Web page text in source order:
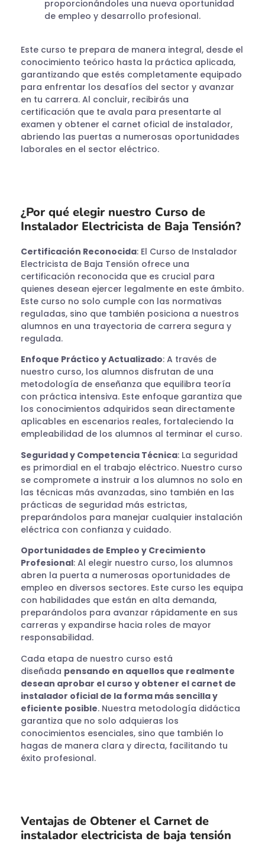
proporcionándoles una nueva oportunidad
de empleo y desarrollo profesional.
Este curso te prepara de manera integral, desde el
conocimiento teórico hasta la práctica aplicada,
garantizando que estés completamente equipado
para enfrentar los desafíos del sector y avanzar
en tu carrera. Al concluir, recibirás una
certificación que te avala para presentarte al
examen y obtener el carnet oficial de instalador,
abriendo las puertas a numerosas oportunidades
laborales en el sector eléctrico.
¿Por qué elegir nuestro Curso de
Instalador Electricista de Baja Tensión?
Certificación Reconocida: El Curso de Instalador
Electricista de Baja Tensión ofrece una
certificación reconocida que es crucial para
quienes desean ejercer legalmente en este ámbito.
Este curso no solo cumple con las normativas
reguladas, sino que también posiciona a nuestros
alumnos en una trayectoria de carrera segura y
regulada.
Enfoque Práctico y Actualizado: A través de
nuestro curso, los alumnos disfrutan de una
metodología de enseñanza que equilibra teoría
con práctica intensiva. Este enfoque garantiza que
los conocimientos adquiridos sean directamente
aplicables en escenarios reales, fortaleciendo la
empleabilidad de los alumnos al terminar el curso.
Seguridad y Competencia Técnica: La seguridad
es primordial en el trabajo eléctrico. Nuestro curso
se compromete a instruir a los alumnos no solo en
las técnicas más avanzadas, sino también en las
prácticas de seguridad más estrictas,
preparándolos para manejar cualquier instalación
eléctrica con confianza y cuidado.
Oportunidades de Empleo y Crecimiento
Profesional: Al elegir nuestro curso, los alumnos
abren la puerta a numerosas oportunidades de
empleo en diversos sectores. Este curso les equipa
con habilidades que están en alta demanda,
preparándolos para avanzar rápidamente en sus
carreras y expandirse hacia roles de mayor
responsabilidad.
Cada etapa de nuestro curso está
diseñada pensando en aquellos que realmente
desean aprobar el curso y obtener el carnet de
instalador oficial de la forma más sencilla y
eficiente posible. Nuestra metodología didáctica
garantiza que no solo adquieras los
conocimientos esenciales, sino que también lo
hagas de manera clara y directa, facilitando tu
éxito profesional.
Ventajas de Obtener el Carnet de
instalador electricista de baja tensión